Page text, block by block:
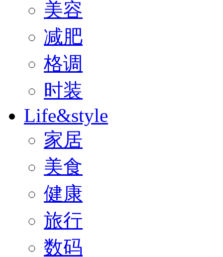
美容
减肥
格调
时装
Life&style
家居
美食
健康
旅行
数码